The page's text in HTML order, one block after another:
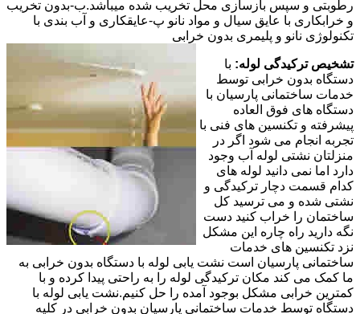
رطوبتی و سپس بازسازی محل تخریب شده میباشد.ب-بدون تخریب
و خرابکاری با عایق سیال و مواد نانو پ-عایقکاری و آب بندی با
تکنولوژی نانو و پلیمری بدون خرابی
تشخیص ترکیدگی لوله: با
دستگاه بدون خرابی توسط
خدمات ساختمانی پارسیان با
دستگاه های فوق العاده
پیشرفته و تکنسین های فنی با
تجربه انجام می شود اگر در
منزلتان نشتی لوله آب وجود
دارد اما نمی دانید لوله های
کدام قسمت دچار ترکیدگی و
نشتی شده و می ترسید کل
ساختمان را خراب کنید دست
نگه دارید راه چاره این مشکل
نزد تکنسین های خدمات
ساختمانی پارسیان است نشت یابی لوله با دستگاه بدون خرابی به
ما کمک می کند مکان ترکیدگی لوله را به راحتی پیدا کرده و با
کمترین خرابی مشکل بوجود آمده را حل کنیم.نشت یابی لوله با
دستگاه توسط خدمات ساختمانی پارسیان بدون خرابی در کلیه